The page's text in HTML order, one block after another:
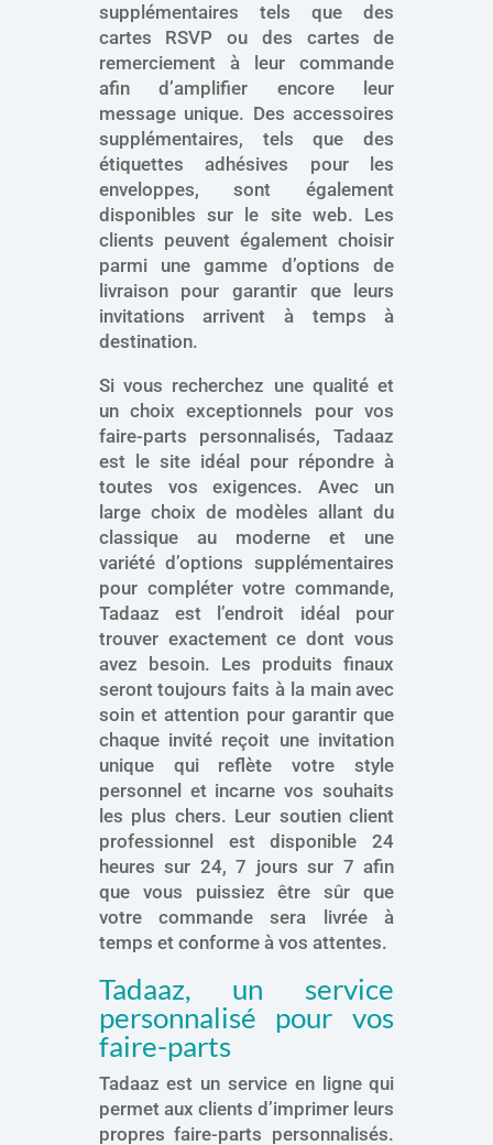
supplémentaires tels que des
cartes RSVP ou des cartes de
remerciement à leur commande
afin d’amplifier encore leur
message unique. Des accessoires
supplémentaires, tels que des
étiquettes adhésives pour les
enveloppes, sont également
disponibles sur le site web. Les
clients peuvent également choisir
parmi une gamme d’options de
livraison pour garantir que leurs
invitations arrivent à temps à
destination.
Si vous recherchez une qualité et
un choix exceptionnels pour vos
faire-parts personnalisés, Tadaaz
est le site idéal pour répondre à
toutes vos exigences. Avec un
large choix de modèles allant du
classique au moderne et une
variété d’options supplémentaires
pour compléter votre commande,
Tadaaz est l’endroit idéal pour
trouver exactement ce dont vous
avez besoin. Les produits finaux
seront toujours faits à la main avec
soin et attention pour garantir que
chaque invité reçoit une invitation
unique qui reflète votre style
personnel et incarne vos souhaits
les plus chers. Leur soutien client
professionnel est disponible 24
heures sur 24, 7 jours sur 7 afin
que vous puissiez être sûr que
votre commande sera livrée à
temps et conforme à vos attentes.
Tadaaz, un service
personnalisé pour vos
faire-parts
Tadaaz est un service en ligne qui
permet aux clients d’imprimer leurs
propres faire-parts personnalisés.